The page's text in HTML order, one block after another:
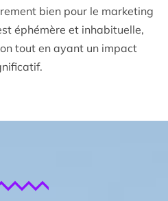
bien pour le marketing
éphémère et inhabituelle,
tout en ayant un impact